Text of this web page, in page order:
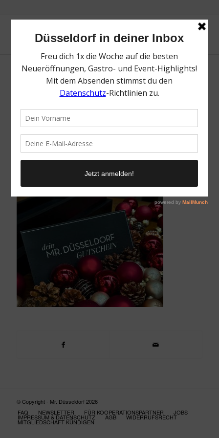
Mr. Düsseldorf Gutschein | Top Ideen für
Topliste | Mr. Düsseldorf | Foto: Mr.
Düsseldorf
19. November 2025
© Copyright - Mr. Düsseldorf 2026
FAQ
NEWSLETTER FÜR KOOPERATIONSPARTNER JOBS
IMPRESSUM & DATENSCHUTZ AGB WIDERRUFSRECHT
MITGLIEDSCHAFT KÜNDIGEN